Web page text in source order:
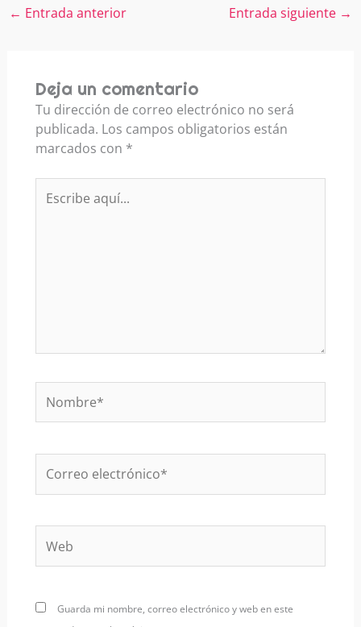
e
o
k
er s
p
← Entrada anterior Entrada siguiente →
Deja un comentario
Tu dirección de correo electrónico no será
publicada. Los campos obligatorios están
marcados con *
aquí...
electrónico*
Guarda mi nombre, correo electrónico y web en este